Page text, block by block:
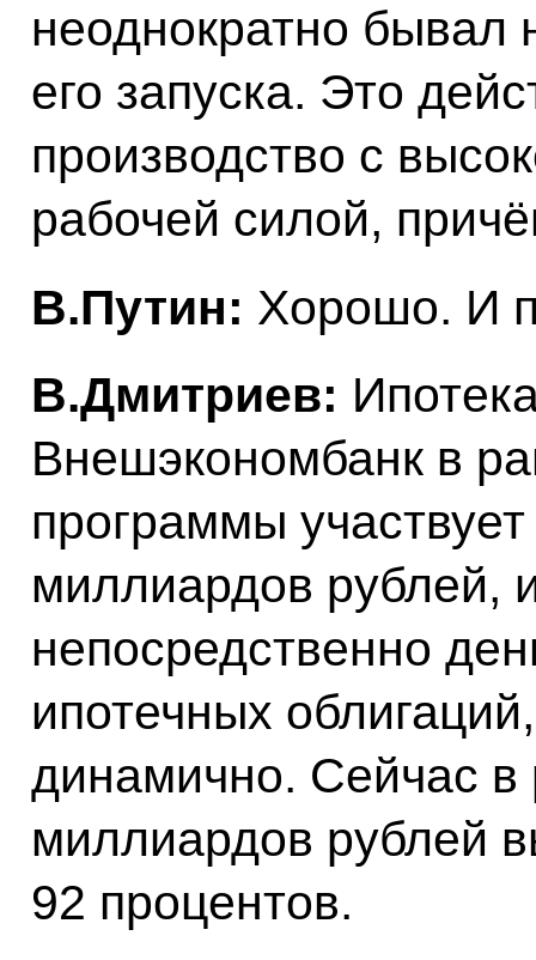
неоднократно бывал
его запуска. Это
производство с
рабочей силой,
В.Путин: Хорошо. И
В.Дмитриев:
Внешэкономбанк в
программы
миллиардов рублей,
непосредственно
ипотечных
динамично. Сейчас в
миллиардов рублей
92 процентов.